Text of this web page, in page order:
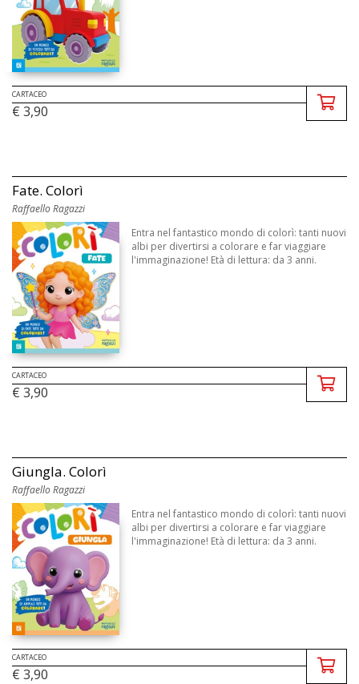
CARTACEO
€ 3,90
Fate. Colorì
Raffaello Ragazzi
Entra nel fantastico mondo di colorì: tanti nuovi
albi per divertirsi a colorare e far viaggiare
l'immaginazione! Età di lettura: da 3 anni.
CARTACEO
€ 3,90
Giungla. Colorì
Raffaello Ragazzi
Entra nel fantastico mondo di colorì: tanti nuovi
albi per divertirsi a colorare e far viaggiare
l'immaginazione! Età di lettura: da 3 anni.
CARTACEO
€ 3,90